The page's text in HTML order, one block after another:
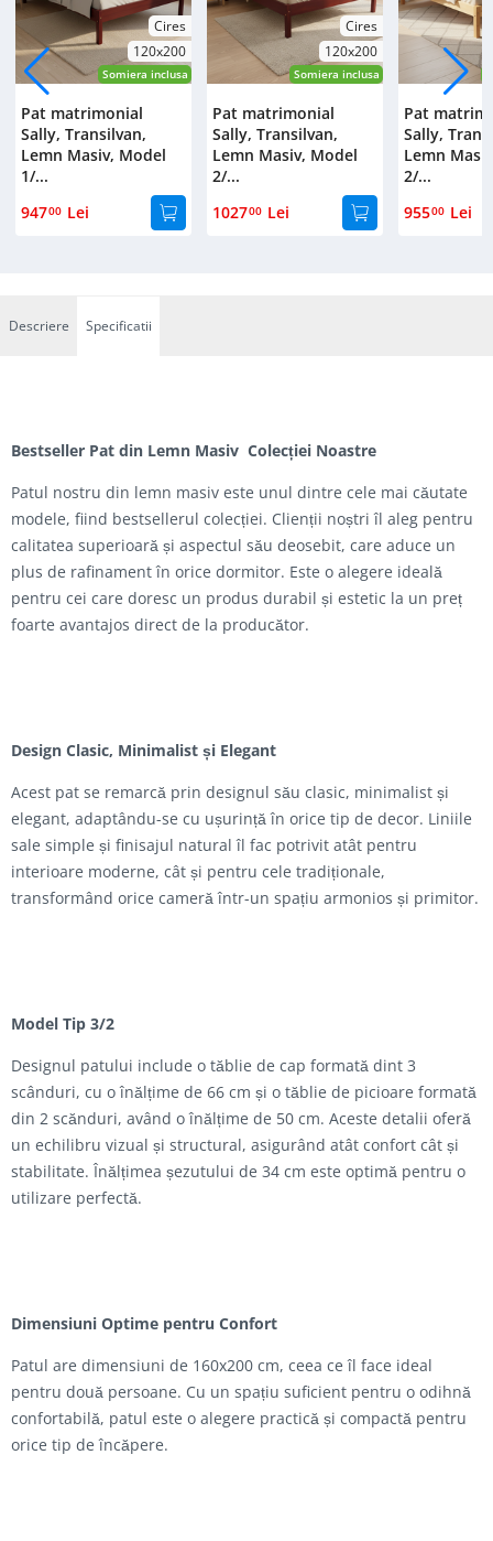
Cires
120x200
Somiera inclusa
Pat matrimonial
Sally, Transilvan,
Lemn Masiv, Model
1/...
94700 Lei
Cires
120x200
Somiera inclusa
Pat matrimonial
Sally, Transilvan,
Lemn Masiv, Model
2/...
102700 Lei
Pat
Sally,
Lemn
2/...
95500 Lei
Descriere Specificatii
Bestseller Pat din Lemn Masiv Colecției Noastre
Patul nostru din lemn masiv este unul dintre cele mai căutate
modele, fiind bestsellerul colecției. Clienții noștri îl aleg pentru
calitatea superioară și aspectul său deosebit, care aduce un
plus de rafinament în orice dormitor. Este o alegere ideală
pentru cei care doresc un produs durabil și estetic la un preț
foarte avantajos direct de la producător.
Design Clasic, Minimalist și Elegant
Acest pat se remarcă prin designul său clasic, minimalist și
elegant, adaptându-se cu ușurință în orice tip de decor. Liniile
sale simple și finisajul natural îl fac potrivit atât pentru
interioare moderne, cât și pentru cele tradiționale,
transformând orice cameră într-un spațiu armonios și primitor.
Model Tip 3/2
Designul patului include o tăblie de cap formată dint 3
scânduri, cu o înălțime de 66 cm și o tăblie de picioare formată
din 2 scănduri, având o înălțime de 50 cm. Aceste detalii oferă
un echilibru vizual și structural, asigurând atât confort cât și
stabilitate. Înălțimea șezutului de 34 cm este optimă pentru o
utilizare perfectă.
Dimensiuni Optime pentru Confort
Patul are dimensiuni de 160x200 cm, ceea ce îl face ideal
pentru două persoane. Cu un spațiu suficient pentru o odihnă
confortabilă, patul este o alegere practică și compactă pentru
orice tip de încăpere.